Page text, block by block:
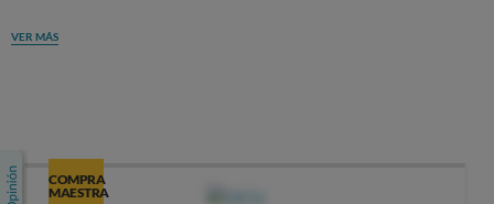
VER MÁS
COMPRA
MAESTRA